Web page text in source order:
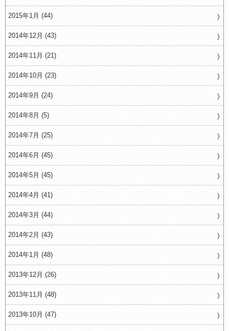
2015年1月 (44)
2014年12月 (43)
2014年11月 (21)
2014年10月 (23)
2014年9月 (24)
2014年8月 (5)
2014年7月 (25)
2014年6月 (45)
2014年5月 (45)
2014年4月 (41)
2014年3月 (44)
2014年2月 (43)
2014年1月 (48)
2013年12月 (26)
2013年11月 (48)
2013年10月 (47)